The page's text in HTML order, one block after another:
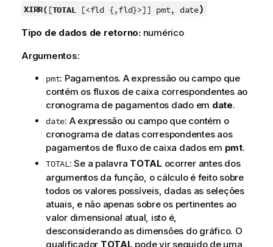
XIRR( [TOTAL [<fld {,fld}>]] pmt, date)
Tipo de dados de retorno: numérico
Argumentos:
pmt: Pagamentos. A expressão ou campo que
contém os fluxos de caixa correspondentes ao
cronograma de pagamentos dado em date.
date: A expressão ou campo que contém o
cronograma de datas correspondentes aos
pagamentos de fluxo de caixa dados em pmt.
TOTAL: Se a palavra TOTAL ocorrer antes dos
argumentos da função, o cálculo é feito sobre
todos os valores possíveis, dadas as seleções
atuais, e não apenas sobre os pertinentes ao
valor dimensional atual, isto é,
desconsiderando as dimensões do gráfico. O
qualificador TOTAL pode vir seguido de uma